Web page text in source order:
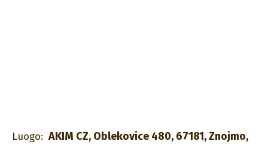
Luogo: AKIM CZ, Oblekovice 480, 67181, Znojmo,